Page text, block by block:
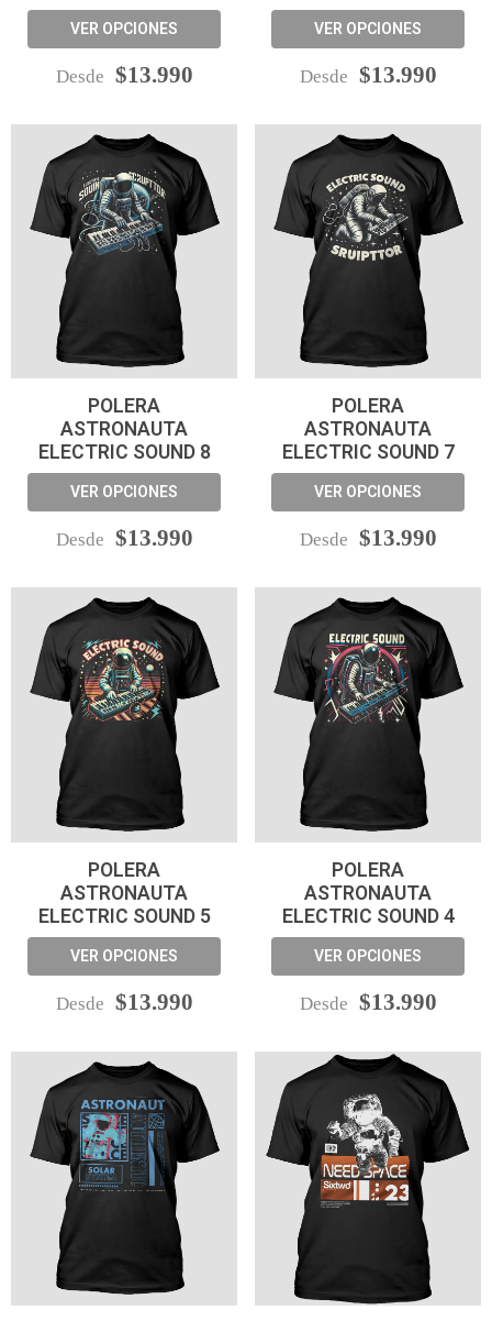
VER OPCIONES
Desde $13.990
VER OPCIONES
Desde $13.990
POLERA
ASTRONAUTA
ELECTRIC SOUND 8
VER OPCIONES
Desde $13.990
POLERA
ASTRONAUTA
ELECTRIC SOUND 7
VER OPCIONES
Desde $13.990
POLERA
ASTRONAUTA
ELECTRIC SOUND 5
VER OPCIONES
Desde $13.990
POLERA
ASTRONAUTA
ELECTRIC SOUND 4
VER OPCIONES
Desde $13.990